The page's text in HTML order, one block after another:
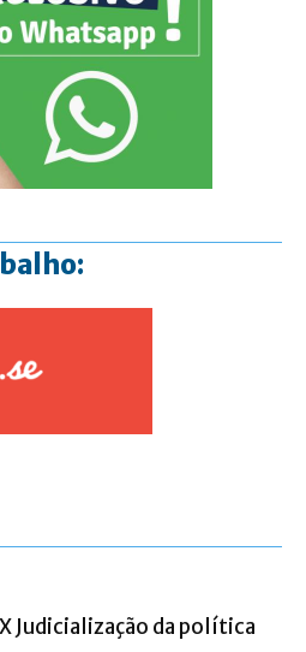
Judicialização da política